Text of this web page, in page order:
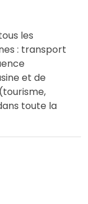
les
: transport
et de
toute la